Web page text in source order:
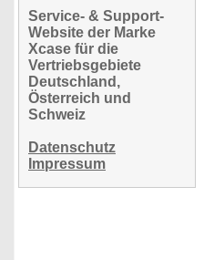
Service- & Support-
Website der Marke
Xcase für die
Vertriebsgebiete
Deutschland,
Österreich und
Schweiz
Datenschutz
Impressum